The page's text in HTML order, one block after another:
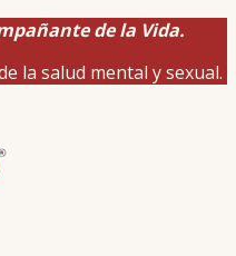
de la Vida.
la salud mental y sexual.